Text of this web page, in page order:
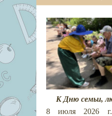
К Дню семьи,
8 июля 2026